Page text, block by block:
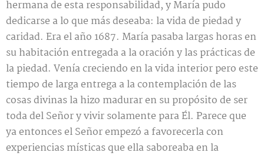
hermana de esta responsabilidad, y María pudo
dedicarse a lo que más deseaba: la vida de piedad y
caridad. Era el año 1687. María pasaba largas horas en
su habitación entregada a la oración y las prácticas de
la piedad. Venía creciendo en la vida interior pero este
tiempo de larga entrega a la contemplación de las
cosas divinas la hizo madurar en su propósito de ser
toda del Señor y vivir solamente para Él. Parece que
ya entonces el Señor empezó a favorecerla con
experiencias místicas que ella saboreaba en la